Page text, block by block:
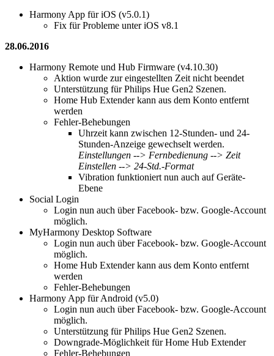
Harmony App für iOS (v5.0.1)
Fix für Probleme unter iOS v8.1
28.06.2016
Harmony Remote und Hub Firmware (v4.10.30)
Aktion wurde zur eingestellten Zeit nicht beendet
Unterstützung für Philips Hue Gen2 Szenen.
Home Hub Extender kann aus dem Konto entfernt
werden
Fehler-Behebungen
Uhrzeit kann zwischen 12-Stunden- und 24-
Stunden-Anzeige gewechselt werden.
Einstellungen --> Fernbedienung --> Zeit
Einstellen --> 24-Std.-Format
Vibration funktioniert nun auch auf Geräte-
Ebene
Social Login
Login nun auch über Facebook- bzw. Google-Account
möglich.
MyHarmony Desktop Software
Login nun auch über Facebook- bzw. Google-Account
möglich.
Home Hub Extender kann aus dem Konto entfernt
werden
Fehler-Behebungen
Harmony App für Android (v5.0)
Login nun auch über Facebook- bzw. Google-Account
möglich.
Unterstützung für Philips Hue Gen2 Szenen.
Downgrade-Möglichkeit für Home Hub Extender
Fehler-Behebungen